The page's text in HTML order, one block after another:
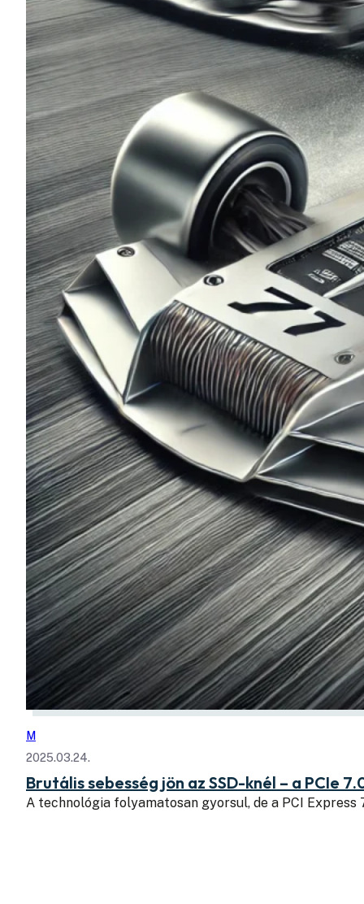
M
2025.03.24.
Brutális sebesség jön az SSD-knél – a PCIe
A technológia folyamatosan gyorsul, de a PCI Express